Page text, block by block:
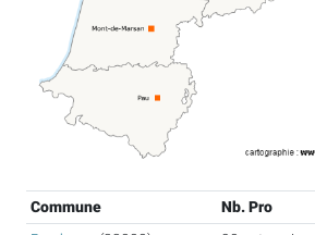
Commune Nb. Pro